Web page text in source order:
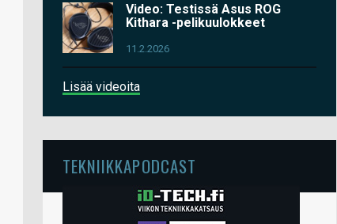
Video: Testissä Asus ROG
Kithara -pelikuulokkeet
11.2.2026
Lisää videoita
TEKNIIKKAPODCAST